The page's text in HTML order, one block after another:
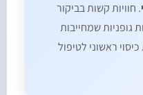
קשות בביקור
שמחייבות
לטיפול